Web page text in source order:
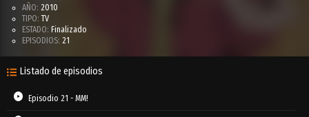
AÑO: 2010
TIPO: TV
ESTADO: Finalizado
EPISODIOS: 21
Listado de episodios
Episodio 21 - MM!